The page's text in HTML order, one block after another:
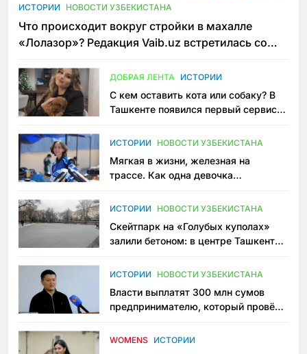
ИСТОРИИ НОВОСТИ УЗБЕКИСТАНА
Что происходит вокруг стройки в махалле
«Лолазор»? Редакция Vaib.uz встретилась со
ДОБРАЯ ЛЕНТА ИСТОРИИ
С кем оставить кота или собаку? В
Ташкенте появился первый сервис
ИСТОРИИ НОВОСТИ УЗБЕКИСТАНА
Мягкая в жизни, железная на
трассе. Как одна девочка
Узбекистане
ИСТОРИИ НОВОСТИ УЗБЕКИСТАНА
Скейтпарк на «Голубых куполах»
залили бетоном: в центре Ташкента
пространство
ИСТОРИИ НОВОСТИ УЗБЕКИСТАНА
Власти выплатят 300 млн сумов
предпринимателю, который провёл
приговору
WOMENS ИСТОРИИ